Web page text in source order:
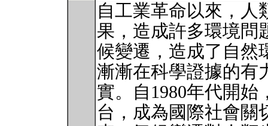
自工業革命以來，人
果，造成許多環境問
候變遷，造成了自然
漸漸在科學證據的有
實。自1980年代開
台，成為國際社會關